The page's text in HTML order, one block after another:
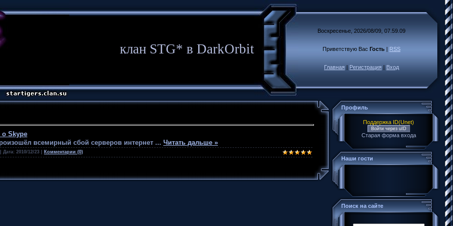
клан STG* в DarkOrbit
Воскресенье, 2026/08/09, 07.59.09
Приветствую Вас Гость | RSS
Главная | Регистрация | Вход
Skype
всемирный сбой серверов интернет ... Читать дальше »
Дата: 2010/12/23 Комментарии (0)
Профиль
Поддержка ID(Unet)
Войти через uID
Старая форма входа
Наши гости
Поиск на сайте